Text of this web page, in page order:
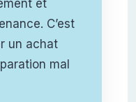
et
C’est
un achat
mal